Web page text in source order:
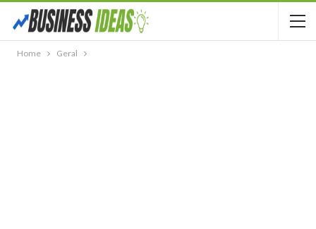
Home Geral